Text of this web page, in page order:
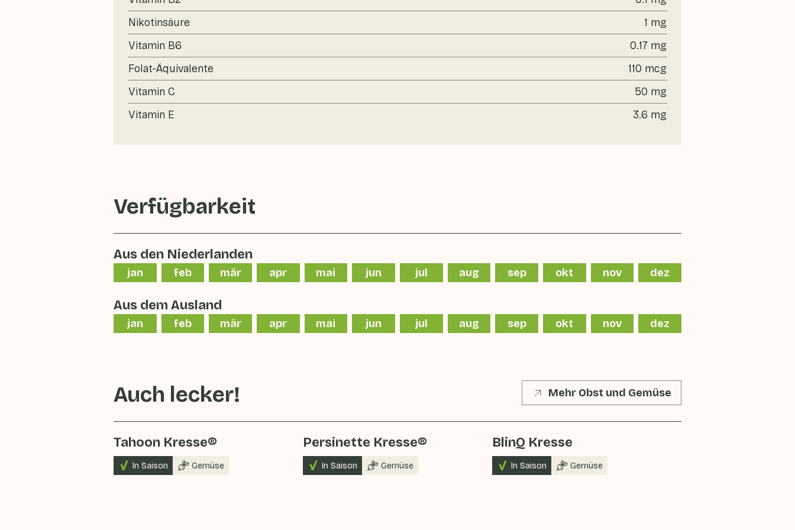
Nikotinsäure
1 mg
Vitamin B6
0.17 mg
Folat-Äquivalente
110 mcg
Vitamin C
50 mg
Vitamin E
3.6 mg
Verfügbarkeit
Aus den Niederlanden
jan feb mär apr mai jun jul aug sep okt nov dez
Aus dem Ausland
jan feb mär apr mai jun jul aug sep okt nov dez
Auch lecker! Mehr Obst und Gemüse
Tahoon Kresse®
In Saison Gemüse
Persinette Kresse®
In Saison Gemüse
BlinQ Kresse
In Saison Gemüse